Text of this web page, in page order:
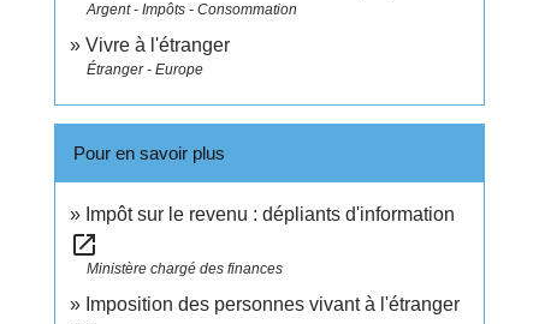
Argent - Impôts - Consommation
Vivre à l'étranger
Étranger - Europe
Pour en savoir plus
Impôt sur le revenu : dépliants d'information
open_in_new
Ministère chargé des finances
Imposition des personnes vivant à l'étranger